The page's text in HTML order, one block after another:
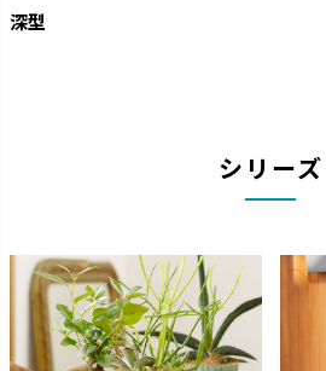
深型
シリーズ